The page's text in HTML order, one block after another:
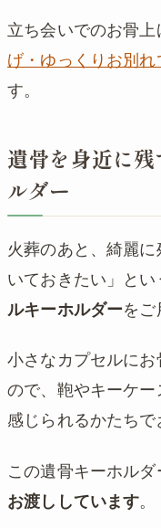
立ち会いでのお骨上
げ・ゆっくりお別れ
す。
遺骨を身近に
ルダー
火葬のあと、綺麗
いておきたい」と
ルキーホルダーをご
小さなカプセルに
ので、鞄やキーケ
感じられるかたちで
この遺骨キーホルダ
お渡ししています。